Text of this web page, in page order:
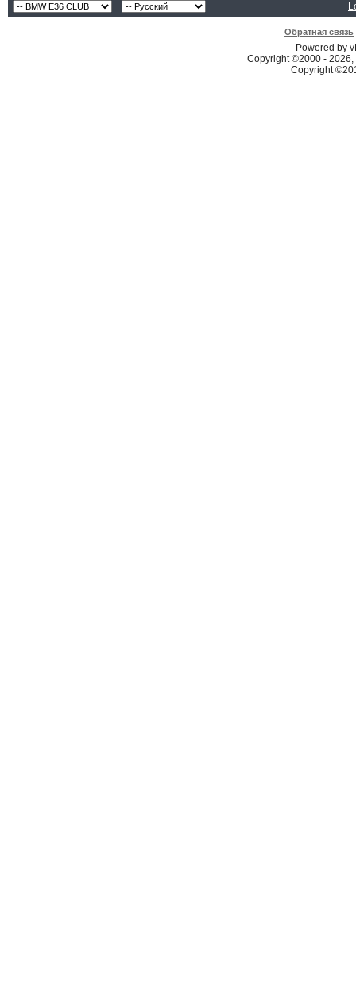
Обратная связь
Powered by
Copyright ©2000 -
Copyright